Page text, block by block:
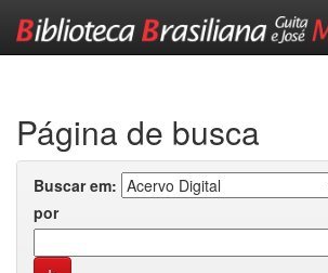
Página de busca
Buscar em:
por